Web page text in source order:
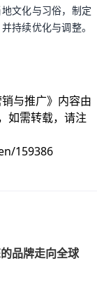
文化与习俗，制定
持续优化与调整。
与推广》内容由
如需转载，请注
159386
品牌走向全球